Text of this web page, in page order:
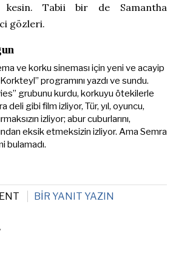
kesin. Tabii bir de Samantha
gözleri.
ve korku sineması için yeni ve acayip
programını yazdı ve sundu.
grubunu kurdu, korkuyu ötekilerle
deli gibi film izliyor, Tür, yıl, oyuncu,
izliyor; abur cuburlarını,
eksik etmeksizin izliyor. Ama Semra
bulamadı.
BIR YANIT YAZIN